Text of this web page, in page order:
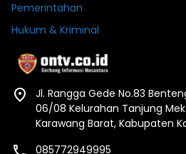
Pemerintahan
Hukum & Kriminal
Jl. Rangga Gede No.83
06/08 Kelurahan Tanjung
Karawang Barat, Kabupaten
085772949995